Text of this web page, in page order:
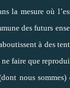
la mesure où
des futurs
à des
faire que
nous